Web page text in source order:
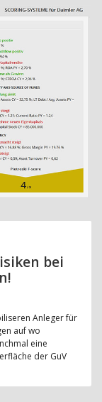
bei
Anleger für
auf wo
eine
der GuV